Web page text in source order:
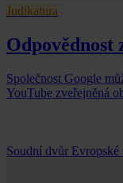
Judikatura
Odpovědnost
Společnost Google
YouTube zveřejněná
Soudní dvůr Evropské